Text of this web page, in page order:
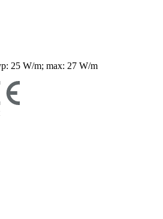
25 W/m; max: 27 W/m